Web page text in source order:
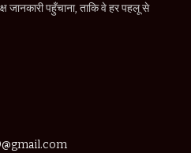
जानकारी पहुँचाना, ताकि वे हर पहलू से